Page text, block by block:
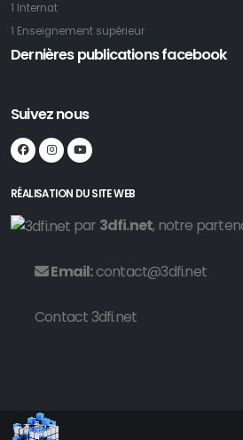
1 Internat
1 Enseignement supérieur
Dernières publications facebook
Suivez nous
RÉALISATION DU SITE WEB
par 3dfi.net, notre
Email:contact@3dfi.net
Contact 3dfi.net